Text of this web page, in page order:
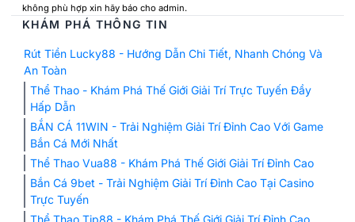
không phù hợp xin hãy báo cho admin.
KHÁM PHÁ THÔNG TIN
Rút Tiền Lucky88 - Hướng Dẫn Chi Tiết, Nhanh Chóng Và
An Toàn
Thể Thao - Khám Phá Thế Giới Giải Trí Trực Tuyến Đầy
Hấp Dẫn
BẮN CÁ 11WIN - Trải Nghiệm Giải Trí Đỉnh Cao Với Game
Bắn Cá Mới Nhất
Thể Thao Vua88 - Khám Phá Thế Giới Giải Trí Đỉnh Cao
Bắn Cá 9bet - Trải Nghiệm Giải Trí Đỉnh Cao Tại Casino
Trực Tuyến
Thể Thao Tip88 - Khám Phá Thế Giới Giải Trí Đỉnh Cao